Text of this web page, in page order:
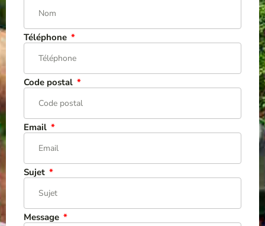
Téléphone
Code postal
Email
Sujet
Message